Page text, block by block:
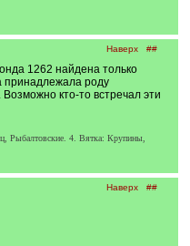
Наверх ##
1262 найдена только
принадлежала роду
кто-то встречал эти
Рыбалтовские. 4. Вятка: Крупины,
Наверх ##